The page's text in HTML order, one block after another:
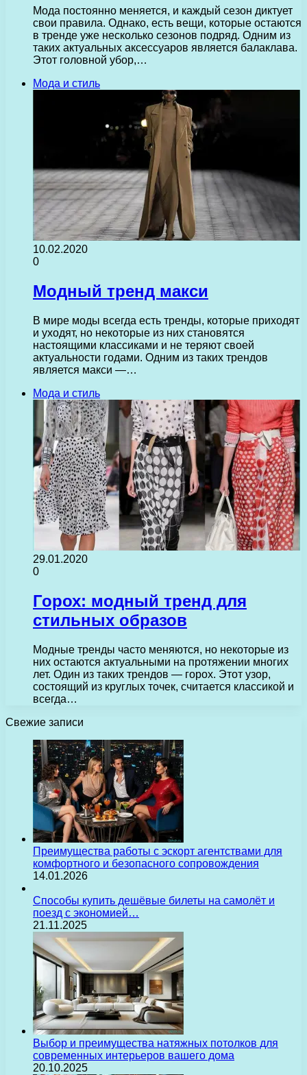
Мода постоянно меняется, и каждый сезон диктует
свои правила. Однако, есть вещи, которые остаются
в тренде уже несколько сезонов подряд. Одним из
таких актуальных аксессуаров является балаклава.
Этот головной убор,…
Мода и стиль
10.02.2020
0
Модный тренд макси
В мире моды всегда есть тренды, которые приходят
и уходят, но некоторые из них становятся
настоящими классиками и не теряют своей
актуальности годами. Одним из таких трендов
является макси —…
Мода и стиль
29.01.2020
0
Горох: модный тренд для
стильных образов
Модные тренды часто меняются, но некоторые из
них остаются актуальными на протяжении многих
лет. Один из таких трендов — горох. Этот узор,
состоящий из круглых точек, считается классикой и
всегда…
Свежие записи
Преимущества работы с эскорт агентствами для
комфортного и безопасного сопровождения
14.01.2026
Способы купить дешёвые билеты на самолёт и
поезд с экономией…
21.11.2025
Выбор и преимущества натяжных потолков для
современных интерьеров вашего дома
20.10.2025